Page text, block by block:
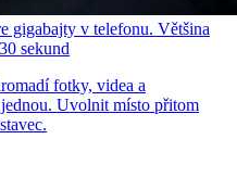
gigabajty v telefonu. Většina
sekund
fotky, videa a
Uvolnit místo přitom